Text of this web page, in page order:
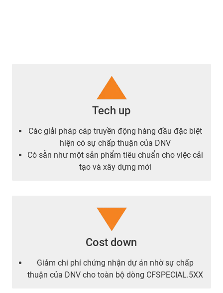
Tech up
Các giải pháp cáp truyền động hàng đầu đặc biệt
hiện có sự chấp thuận của DNV
Có sẵn như một sản phẩm tiêu chuẩn cho việc cải
tạo và xây dựng mới
Cost down
Giảm chi phí chứng nhận dự án nhờ sự chấp
thuận của DNV cho toàn bộ dòng CFSPECIAL.5XX